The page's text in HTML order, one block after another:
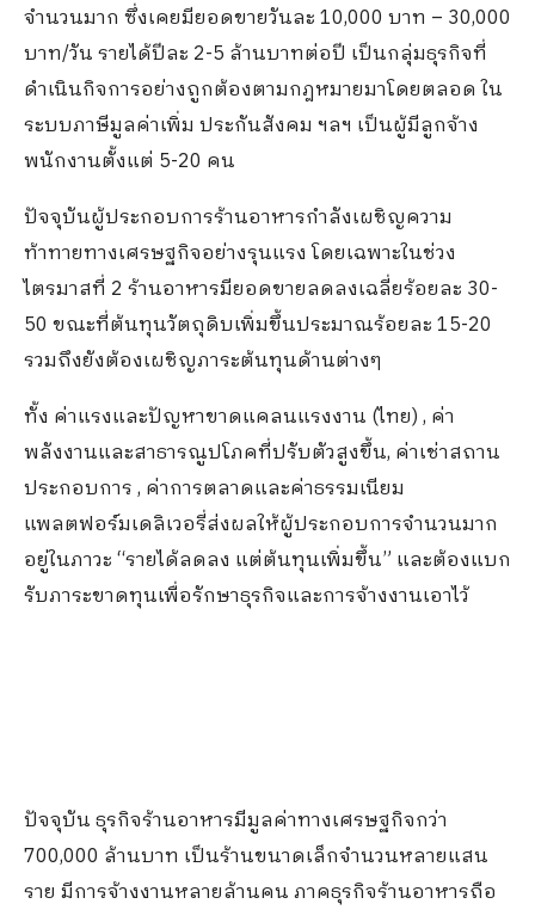
จำนวนมาก ซึ่งเคยมียอดขายวันละ 10,000 บาท – 30,000
บาท/วัน รายได้ปีละ 2-5 ล้านบาทต่อปี เป็นกลุ่มธุรกิจที่
ดำเนินกิจการอย่างถูกต้องตามกฎหมายมาโดยตลอด ใน
ระบบภาษีมูลค่าเพิ่ม ประกันสังคม ฯลฯ เป็นผู้มีลูกจ้าง
พนักงานตั้งแต่ 5-20 คน
ปัจจุบันผู้ประกอบการร้านอาหารกำลังเผชิญความ
ท้าทายทางเศรษฐกิจอย่างรุนแรง โดยเฉพาะในช่วง
ไตรมาสที่ 2 ร้านอาหารมียอดขายลดลงเฉลี่ยร้อยละ 30-
50 ขณะที่ต้นทุนวัตถุดิบเพิ่มขึ้นประมาณร้อยละ 15-20
รวมถึงยังต้องเผชิญภาระต้นทุนด้านต่างๆ
ทั้ง ค่าแรงและปัญหาขาดแคลนแรงงาน (ไทย) , ค่า
พลังงานและสาธารณูปโภคที่ปรับตัวสูงขึ้น, ค่าเช่าสถาน
ประกอบการ , ค่าการตลาดและค่าธรรมเนียม
แพลตฟอร์มเดลิเวอรี่ส่งผลให้ผู้ประกอบการจำนวนมาก
อยู่ในภาวะ “รายได้ลดลง แต่ต้นทุนเพิ่มขึ้น” และต้องแบก
รับภาระขาดทุนเพื่อรักษาธุรกิจและการจ้างงานเอาไว้
ปัจจุบัน ธุรกิจร้านอาหารมีมูลค่าทางเศรษฐกิจกว่า
700,000 ล้านบาท เป็นร้านขนาดเล็กจำนวนหลายแสน
ราย มีการจ้างงานหลายล้านคน ภาคธุรกิจร้านอาหารถือ